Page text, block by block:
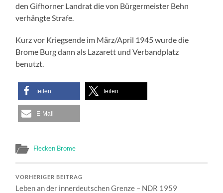
den Gifhorner Landrat die von Bürgermeister Behn
verhängte Strafe.
Kurz vor Kriegsende im März/April 1945 wurde die
Brome Burg dann als Lazarett und Verbandplatz
benutzt.
teilen teilen
E-Mail
Flecken Brome
VORHERIGER BEITRAG
Leben an der innerdeutschen Grenze – NDR 1959